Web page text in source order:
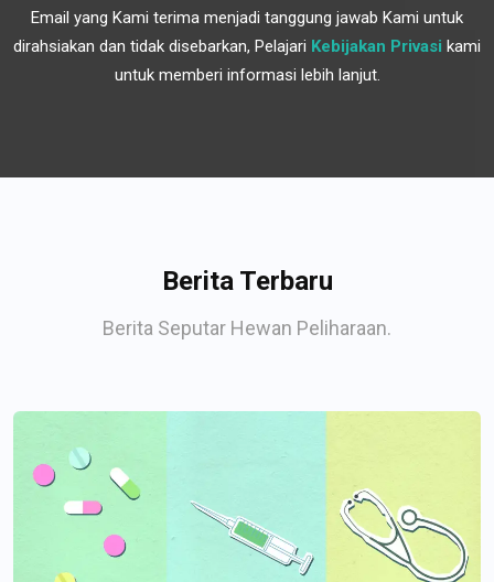
Email yang Kami terima menjadi tanggung jawab Kami untuk
dirahsiakan dan tidak disebarkan, Pelajari Kebijakan Privasi kami
untuk memberi informasi lebih lanjut.
Berita Terbaru
Berita Seputar Hewan Peliharaan.